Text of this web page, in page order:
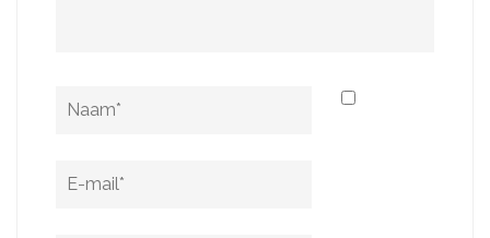
Naam
E-